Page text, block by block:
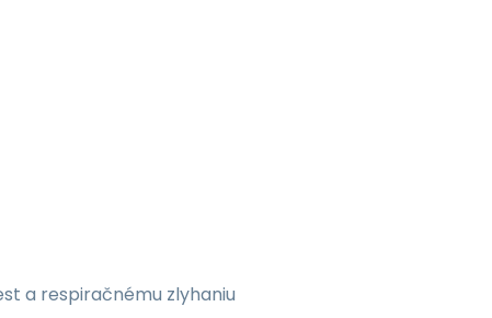
a respiračnému zlyhaniu